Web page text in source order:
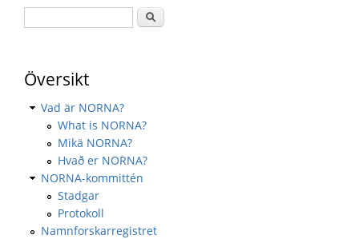
Översikt
Vad är NORNA?
What is NORNA?
Mikä NORNA?
Hvað er NORNA?
NORNA-kommittén
Stadgar
Protokoll
Namnforskarregistret